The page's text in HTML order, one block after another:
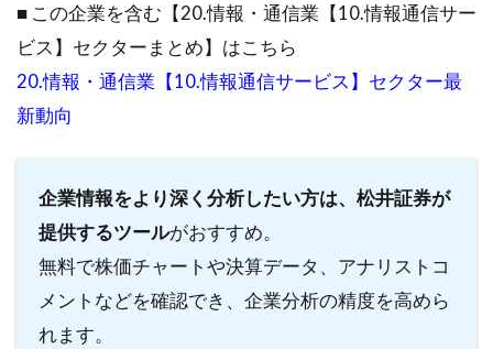
■ この企業を含む【20.情報・通信業【10.情報通信サー
ビス】セクターまとめ】はこちら
20.情報・通信業【10.情報通信サービス】セクター最
新動向
企業情報をより深く分析したい方は、松井証券が
提供するツールがおすすめ。
無料で株価チャートや決算データ、アナリストコ
メントなどを確認でき、企業分析の精度を高めら
れます。